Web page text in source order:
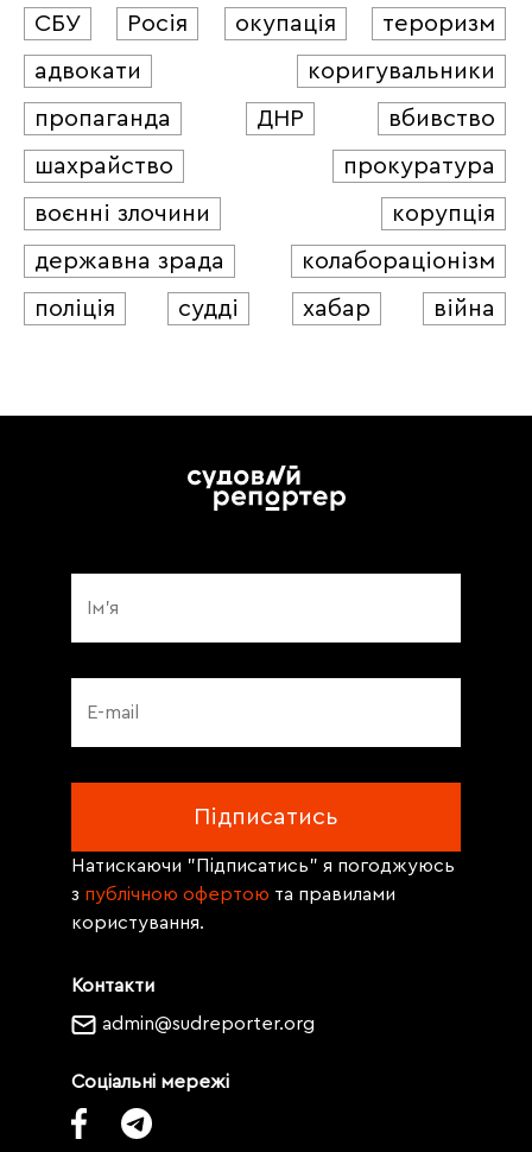
СБУ Росія окупація
тероризм
адвокати
коригувальники
пропаганда
ДНР
вбивство
шахрайство
прокуратура
воєнні злочини
корупція
державна зрада
колабораціонізм
поліція
судді хабар війна
Контакти
admin@sudreporter.org
Соціальні мережі
Натискаючи "Підписатись" я погоджуюсь
з публічною офертою та правилами
користування.